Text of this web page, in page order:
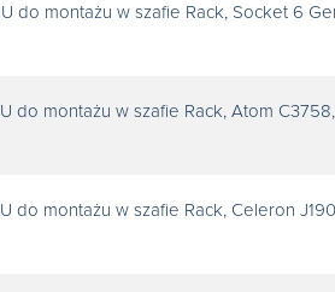
do montażu w szafie Rack, Socket 6
do montażu w szafie Rack, Atom
do montażu w szafie Rack, Celeron